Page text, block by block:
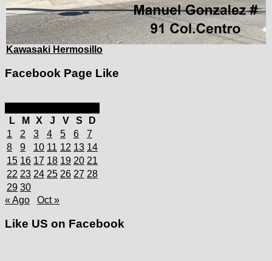
Kawasaki Hermosillo
Facebook Page Like
L
M X J V S
D
1
2 3 4 5 6
7
8
9 10 11 12 13 14
15 16 17 18 19 20 21
22 23 24 25 26 27 28
29 30
« Ago
Oct »
Like US on Facebook